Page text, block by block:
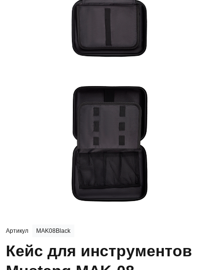
Артикул MAK08Black
Кейс для инструментов